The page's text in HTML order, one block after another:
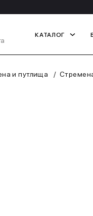
КАТАЛОГ
и путлища